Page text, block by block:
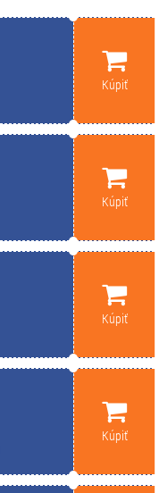
Kúpiť
Kúpiť
Kúpiť
Kúpiť